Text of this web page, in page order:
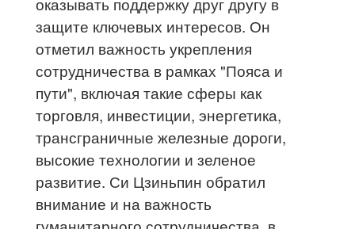
защите ключевых интересов. Он
отметил важность укрепления
сотрудничества в рамках "Пояса и
пути", включая такие сферы как
торговля, инвестиции, энергетика,
трансграничные железные дороги,
высокие технологии и зеленое
развитие. Си Цзиньпин обратил
внимание и на важность